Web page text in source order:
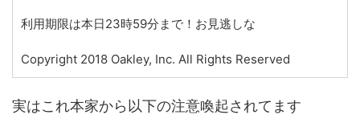
利用期限は本日23時59分まで！お見逃しな
Copyright 2018 Oakley, Inc. All Rights Reserved
実はこれ本家から以下の注意喚起されてます